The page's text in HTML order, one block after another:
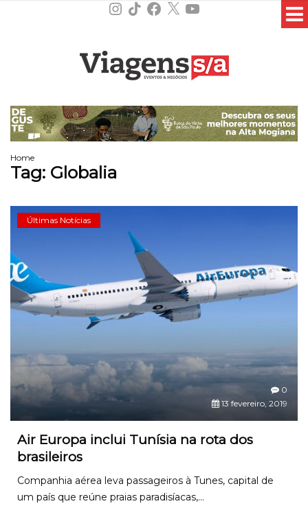
Instagram
TikTokFacebook
X YouTube
Home
Tag: Globalia
Últimas Notícias
0
13 fevereiro, 2019
Air Europa inclui Tunísia na rota dos
brasileiros
Companhia aérea leva passageiros à Tunes, capital de
um país que reúne praias paradisíacas,...